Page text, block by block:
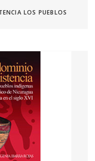
LOS PUEBLOS